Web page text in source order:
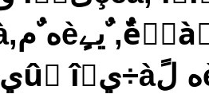
ٌèٍَàِèè, ÷èٌٍêà, ٌيےٍèه ٌمëàçà,
âîٌٌٍàيîâëهيèه لًà÷يûُ îٍيîّهيèé,